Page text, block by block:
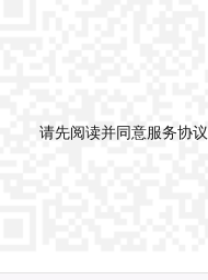
请先阅读并同意服务协议